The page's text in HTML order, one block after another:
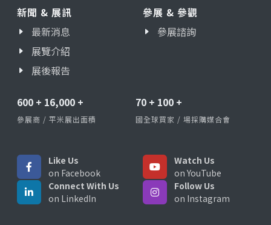
新聞 & 展訊
最新消息
展覽介紹
展後報告
參展 & 參觀
參展諮詢
600 + 16,000 +
參展商 / 平米展出面積
70 + 100 +
國全球買家 / 場採購媒合會
Like Us
on Facebook
Watch Us
on YouTube
Connect With Us
on LinkedIn
Follow Us
on Instagram